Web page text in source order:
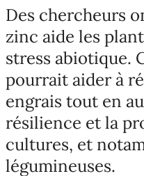
Des chercheurs
zinc aide les
stress abiotique.
pourrait aider à
engrais tout en
résilience et la
cultures, et
légumineuses.